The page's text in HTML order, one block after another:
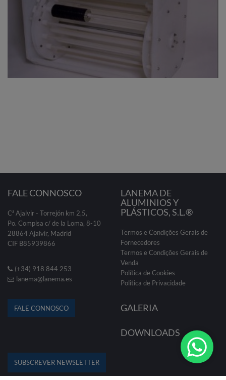
FALE CONNOSCO
Cª Ajalvir - Torrejón km 2,5,
Po. Compisa c/ de la Loma, 8-10
28864 Ajalvir, Madrid
CIF B85939866
(+34) 918 844 253
lanema@lanema.es
FALE CONNOSCO
LANEMA DE
ALUMINIOS Y
PLÁSTICOS, S.L.®
Termos e Condições Gerais de
Fornecedores
Termos e Condições Gerais de
Venda
Política de Cookies
Politica de Privacidade
GALERIA
DOWNLOADS
SUBSCREVER NEWSLETTER